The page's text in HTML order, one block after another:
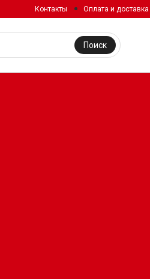
Контакты Оплата и доставка
Поиск